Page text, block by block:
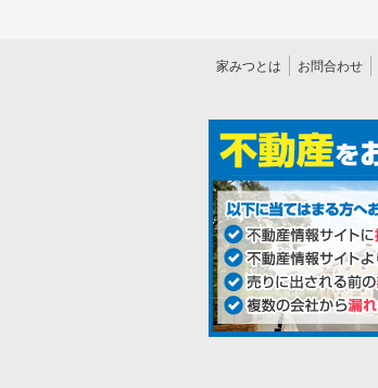
家みつとは お問合わせ